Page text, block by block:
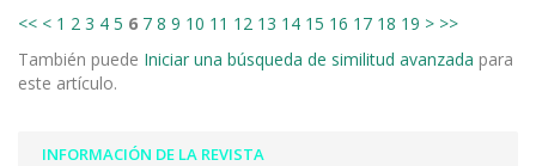
<< < 1 2 3 4 5 6 7 8 9 10 11 12 13 14 15 16 17 18 19 > >>
También puede Iniciar una búsqueda de similitud avanzada para
este artículo.
INFORMACIÓN DE LA REVISTA